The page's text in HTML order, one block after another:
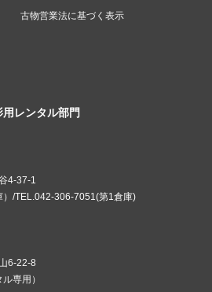
古物営業法に基づく表示
レンタル部門
4-37-1
/TEL.042-306-7051(第1倉庫)
6-22-8
専用）